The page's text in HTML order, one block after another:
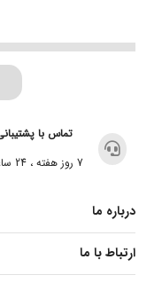
تماس با
7 روز هفته ، 24 ساعت
درباره ما
ارتباط با ما